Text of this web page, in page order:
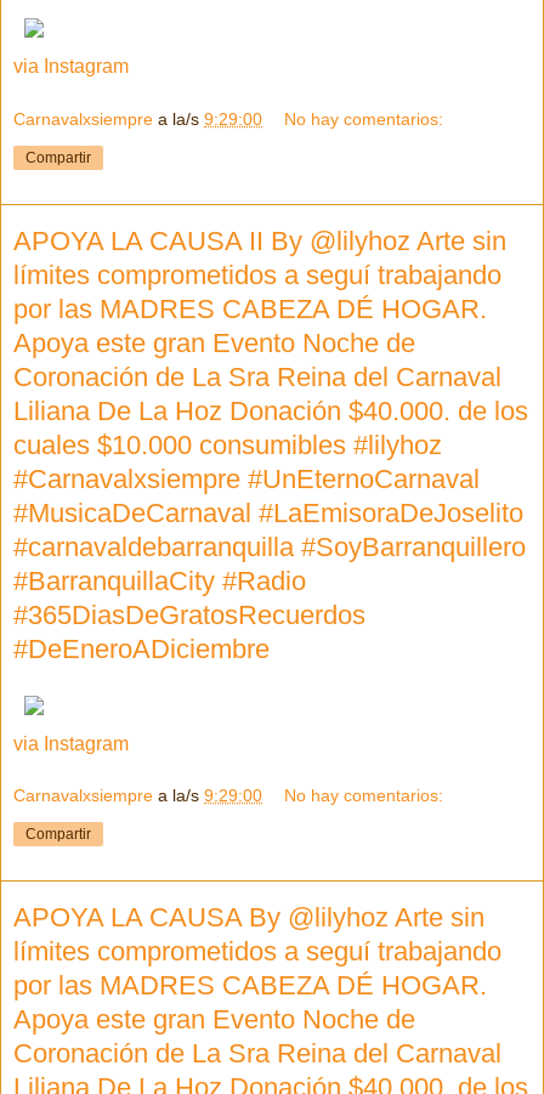
via Instagram
Carnavalxsiempre a la/s 9:29:00 No hay comentarios:
Compartir
APOYA LA CAUSA II By @lilyhoz Arte sin
límites comprometidos a seguí trabajando
por las MADRES CABEZA DÉ HOGAR.
Apoya este gran Evento Noche de
Coronación de La Sra Reina del Carnaval
Liliana De La Hoz Donación $40.000. de los
cuales $10.000 consumibles #lilyhoz
#Carnavalxsiempre #UnEternoCarnaval
#MusicaDeCarnaval #LaEmisoraDeJoselito
#carnavaldebarranquilla #SoyBarranquillero
#BarranquillaCity #Radio
#365DiasDeGratosRecuerdos
#DeEneroADiciembre
via Instagram
Carnavalxsiempre a la/s 9:29:00 No hay comentarios:
Compartir
APOYA LA CAUSA By @lilyhoz Arte sin
límites comprometidos a seguí trabajando
por las MADRES CABEZA DÉ HOGAR.
Apoya este gran Evento Noche de
Coronación de La Sra Reina del Carnaval
Liliana De La Hoz Donación $40.000. de los